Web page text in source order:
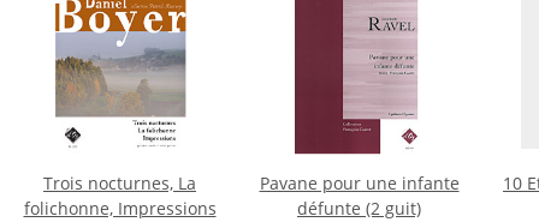
Trois nocturnes, La
folichonne, Impressions
Pavane pour une infante
défunte (2 guit)
10